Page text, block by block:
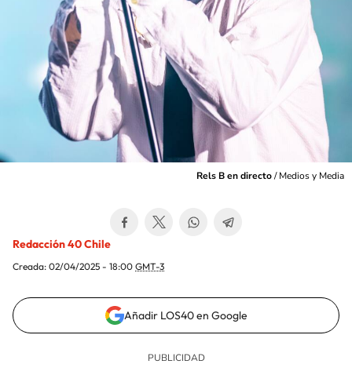
Rels B en directo/Medios y Media
Redacción 40 Chile
Creada: 02/04/2025 - 18:00 GMT-3
Añadir LOS40 en Google